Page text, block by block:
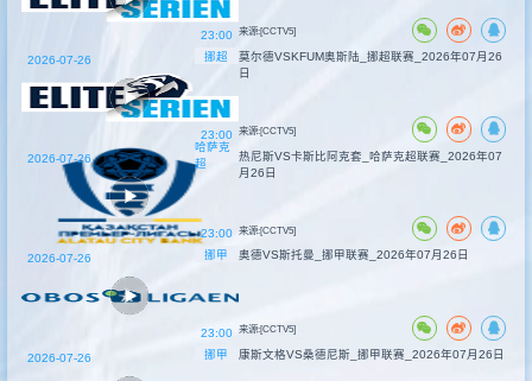
23:00 来源:[CCTV5]
挪超
23:00
2026-07-26
莫尔德VSKFUM奥斯陆_挪超联赛_2026年07月26
日
来源:[CCTV5]
哈萨克
超
23:00
2026-07-26
热尼斯VS卡斯比阿克套_哈萨克超联赛_2026年07
月26日
来源:[CCTV5]
挪甲
23:00
2026-07-26 奥德VS斯托曼_挪甲联赛_2026年07月26日
来源:[CCTV5]
挪甲
2026-07-26 康斯文格VS桑德尼斯_挪甲联赛_2026年07月26日